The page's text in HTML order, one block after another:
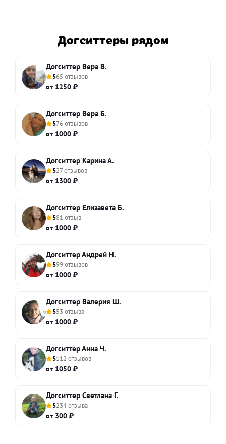
Догситтеры рядом
Догситтер Вера В.
565 отзывов
от 1250 ₽
Догситтер Вера Б.
576 отзывов
от 1000 ₽
Догситтер Карина А.
527 отзывов
от 1300 ₽
Догситтер Елизавета Б.
581 отзыв
от 1000 ₽
Догситтер Андрей Н.
599 отзывов
от 1000 ₽
Догситтер Валерия Ш.
553 отзыва
от 1000 ₽
Догситтер Анна Ч.
5112 отзывов
от 1050 ₽
Догситтер Светлана Г.
5234 отзыва
от 300 ₽